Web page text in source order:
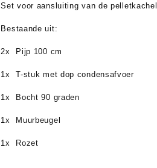
Set voor aansluiting van de pelletkachel
Bestaande uit:
2x Pijp 100 cm
1x T-stuk met dop condensafvoer
1x Bocht 90 graden
1x Muurbeugel
1x Rozet